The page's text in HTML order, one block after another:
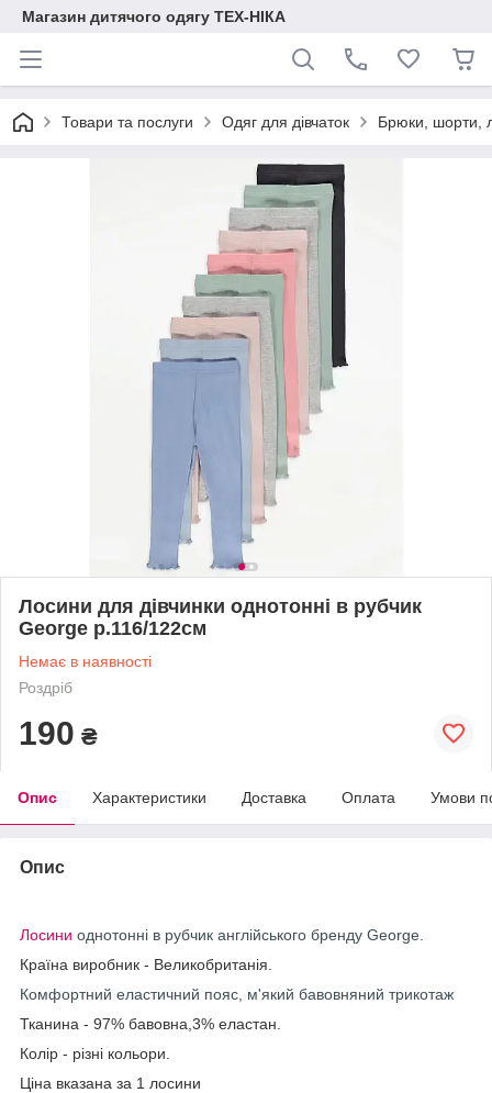
Магазин дитячого одягу ТЕХ-НІКА
Товари та послуги Одяг для дівчаток Брюки, шорти,
Лосини для дівчинки однотонні в рубчик
George р.116/122см
Немає в наявності
Роздріб
190 ₴
Опис Характеристики Доставка Оплата Умови
Опис
Лосини однотонні в рубчик англійського бренду George.
Країна виробник - Великобританія.
Комфортний еластичний пояс, м'який бавовняний трикотаж
Тканина - 97% бавовна,3% еластан.
Колір - різні кольори.
Ціна вказана за 1 лосини